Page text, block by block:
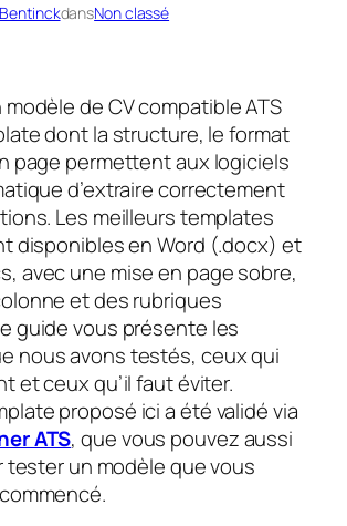
dansNon classé
modèle de CV compatible ATS
dont la structure, le format
page permettent aux logiciels
d’extraire correctement
Les meilleurs templates
disponibles en Word (.docx) et
avec une mise en page sobre,
et des rubriques
guide vous présente les
nous avons testés, ceux qui
et ceux qu’il faut éviter.
proposé ici a été validé via
ATS, que vous pouvez aussi
tester un modèle que vous